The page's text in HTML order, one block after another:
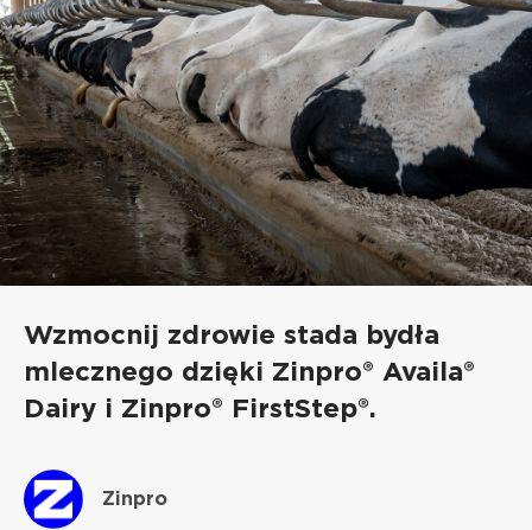
Wzmocnij zdrowie stada bydła
mlecznego dzięki Zinpro® Availa®
Dairy i Zinpro® FirstStep®.
Zinpro